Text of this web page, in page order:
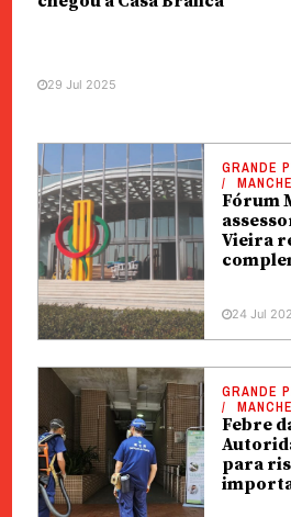
29 Jul 2025
GRANDE
Fórum
Vieira
24 Jul
GRANDE
Febre
para